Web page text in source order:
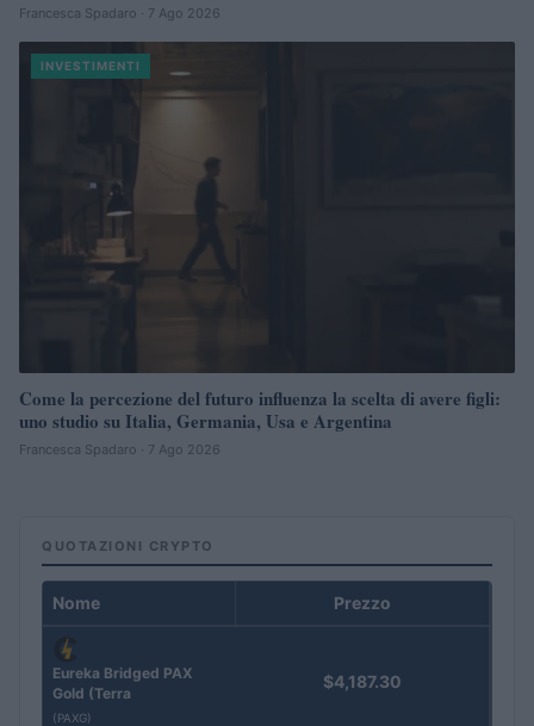
Francesca Spadaro · 7 Ago 2026
INVESTIMENTI
Come la percezione del futuro influenza la scelta di avere figli:
uno studio su Italia, Germania, Usa e Argentina
Francesca Spadaro · 7 Ago 2026
QUOTAZIONI CRYPTO
Nome Prezzo
Eureka Bridged PAX
Gold (Terra
(PAXG)
$4,187.30